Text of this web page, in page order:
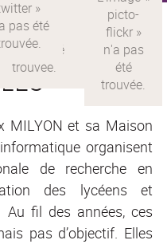
MILYON et sa Maison
organisent
de recherche en
des lycéens et
fil des années, ces
pas d’objectif. Elles